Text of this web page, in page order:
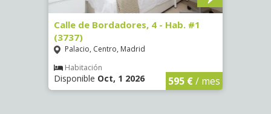
Calle de Bordadores, 4 - Hab. #1
(3737)
Palacio, Centro, Madrid
Habitación
Disponible Oct, 1 2026 595 €/ mes